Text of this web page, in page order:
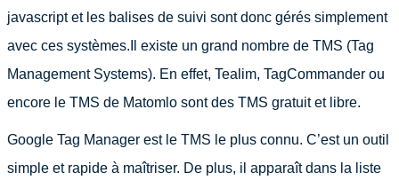
javascript et les balises de suivi sont donc gérés simplement
avec ces systèmes.Il existe un grand nombre de TMS (Tag
Management Systems). En effet, Tealim, TagCommander ou
encore le TMS de Matomlo sont des TMS gratuit et libre.
Google Tag Manager est le TMS le plus connu. C’est un outil
simple et rapide à maîtriser. De plus, il apparaît dans la liste